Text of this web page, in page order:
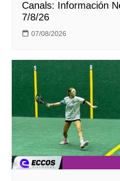
Canals: Información
7/8/26
07/08/2026